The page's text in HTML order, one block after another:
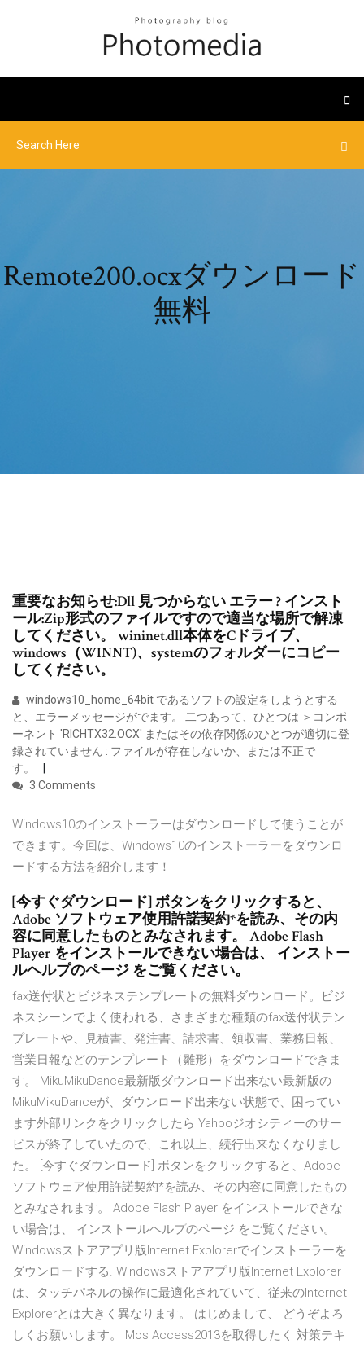
Remote200.ocxダウンロード
無料
重要なお知らせ:Dll 見つからない エラー ? インスト
ール:Zip形式のファイルですので適当な場所で解凍
してください。 wininet.dll本体をCドライブ、
windows（WINNT)、systemのフォルダーにコピー
してください。
windows10_home_64bit であるソフトの設定をしようとする
と、エラーメッセージがでます。 二つあって、ひとつは ＞コンポ
ーネント 'RICHTX32.OCX' またはその依存関係のひとつが適切に登
録されていません : ファイルが存在しないか、または不正で
す。
3 Comments
Windows10のインストーラーはダウンロードして使うことが
できます。今回は、Windows10のインストーラーをダウンロ
ードする方法を紹介します！
[今すぐダウンロード] ボタンをクリックすると、
Adobe ソフトウェア使用許諾契約*を読み、その内
容に同意したものとみなされます。 Adobe Flash
Player をインストールできない場合は、 インストー
ルヘルプのページ をご覧ください。
fax送付状とビジネステンプレートの無料ダウンロード。ビジ
ネスシーンでよく使われる、さまざまな種類のfax送付状テン
プレートや、見積書、発注書、請求書、領収書、業務日報、
営業日報などのテンプレート（雛形）をダウンロードできま
す。 MikuMikuDance最新版ダウンロード出来ない最新版の
MikuMikuDanceが、ダウンロード出来ない状態で、困ってい
ます外部リンクをクリックしたら Yahooジオシティーのサー
ビスが終了していたので、これ以上、続行出来なくなりまし
た。 [今すぐダウンロード] ボタンをクリックすると、Adobe
ソフトウェア使用許諾契約*を読み、その内容に同意したもの
とみなされます。 Adobe Flash Player をインストールできな
い場合は、 インストールヘルプのページ をご覧ください。
Windowsストアアプリ版Internet Explorerでインストーラーを
ダウンロードする. Windowsストアアプリ版Internet Explorer
は、タッチパネルの操作に最適化されていて、従来のInternet
Explorerとは大きく異なります。 はじめまして、 どうぞよろ
しくお願いします。 Mos Access2013を取得したく 対策テキ